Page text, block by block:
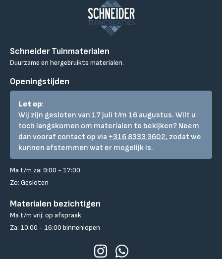
Schneider Tuinmaterialen
Duurzame en hergebruikte materialen.
Openingstijden
Let op:
Wij zijn gesloten van 17 juli t/m 16 augustus. Wilt u
toch langskomen om materialen te bekijken? Neem
dan vooraf contact op via +316 8333 3602, zodat we
kunnen afstemmen wat er mogelijk is.
Ma t/m za: 9:00 - 17:00
Zo: Gesloten
Materialen bezichtigen
Ma t/m vrij: op afspraak
Za: 10:00 - 16:00 binnenlopen